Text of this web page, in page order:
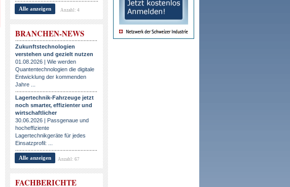
Alle anzeigen Anzahl: 4
BRANCHEN-NEWS
Zukunftstechnologien
verstehen und gezielt nutzen
01.08.2026 | Wie werden
Quantentechnologien die digitale
Entwicklung der kommenden
Jahre ...
Lagertechnik-Fahrzeuge jetzt
noch smarter, effizienter und
wirtschaftlicher
30.06.2026 | Passgenaue und
hocheffiziente
Lagertechnikgeräte für jedes
Einsatzprofil: ...
Alle anzeigen Anzahl: 67
FACHBERICHTE